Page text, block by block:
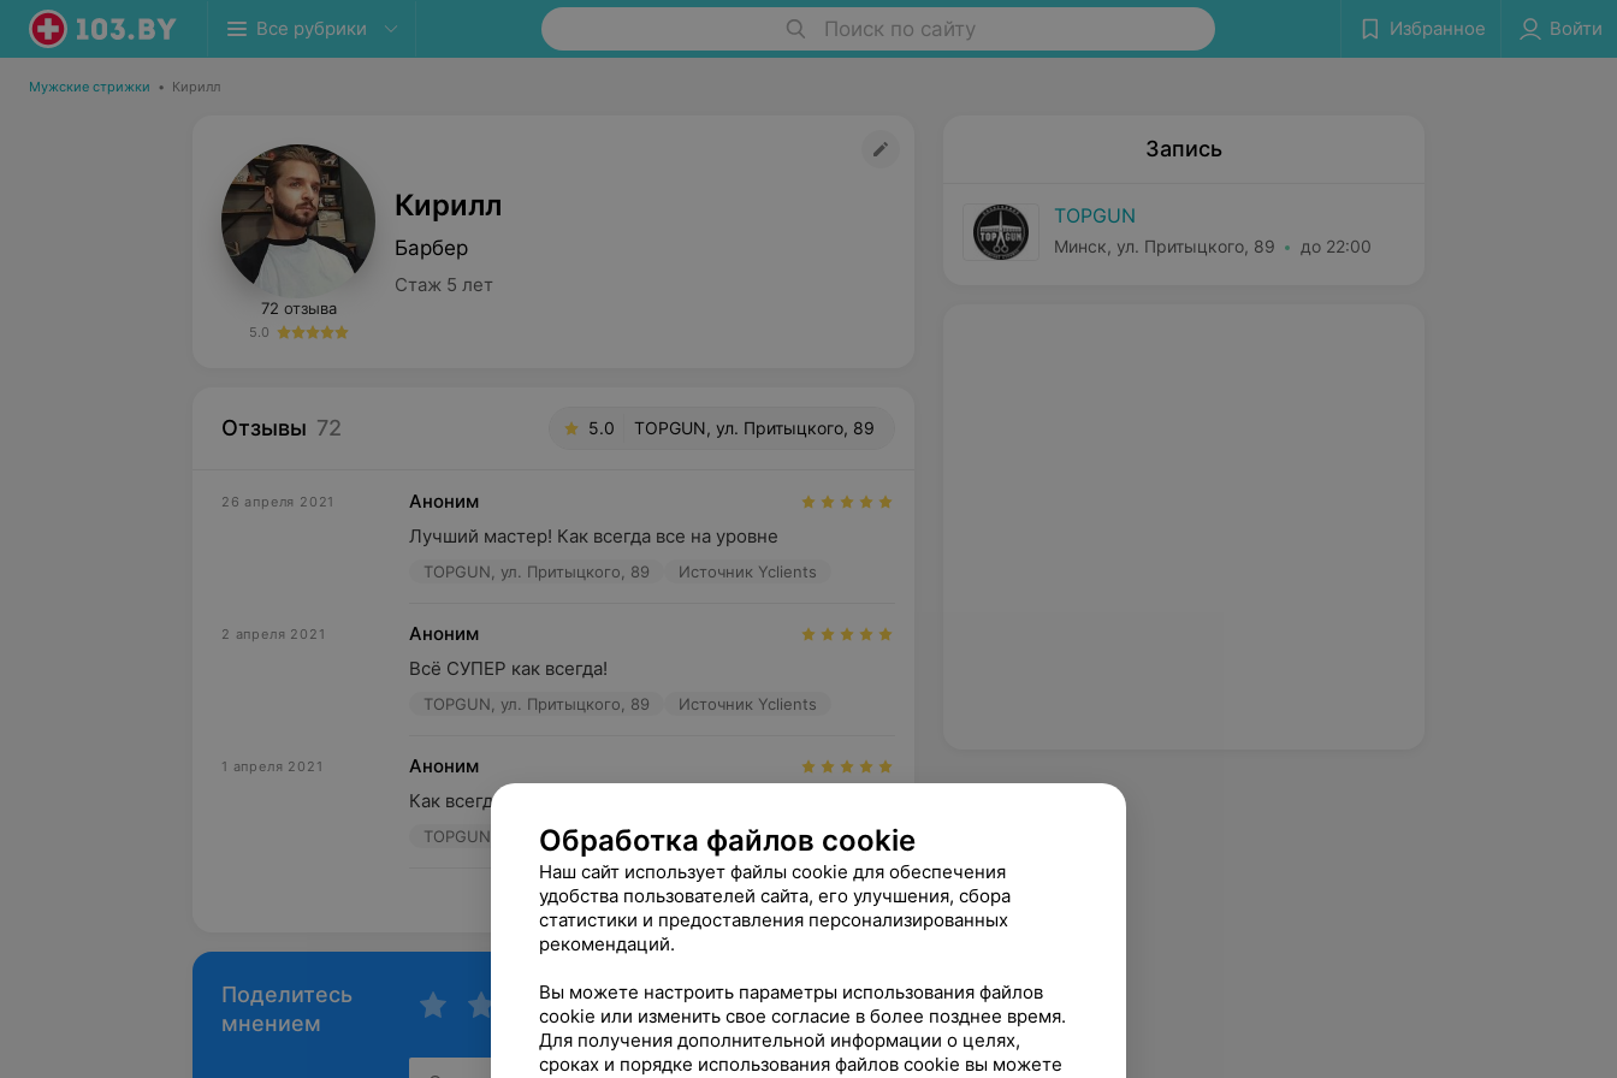
Все рубрики Поиск по сайту Избранное Войти
Мужские стрижки • Кирилл
72 отзыва
5.0
Кирилл
Барбер
Стаж 5 лет
Отзывы 72 5.0 TOPGUN, ул. Притыцкого, 89
26 апреля 2021
Аноним
Лучший мастер! Как всегда все на уровне
TOPGUN, ул. Притыцкого, 89 Источник Yclients
2 апреля 2021
Аноним
Всё СУПЕР как всегда!
TOPGUN, ул. Притыцкого, 89 Источник Yclients
1 апреля 2021
Аноним
Как всегда супер ✊
TOPGUN, ул. Притыцкого, 89 Источник Yclients
Показать ещё
Поделитесь
мнением
Запись
TOPGUN
Минск, ул. Притыцкого, 89 до 22:00
Обработка файлов cookie
Наш сайт использует файлы cookie для обеспечения
удобства пользователей сайта, его улучшения, сбора
статистики и предоставления персонализированных
рекомендаций.
Вы можете настроить параметры использования файлов
cookie или изменить свое согласие в более позднее время.
Для получения дополнительной информации о целях,
сроках и порядке использования файлов cookie вы можете